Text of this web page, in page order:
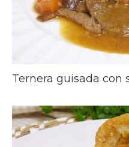
Ternera guisada con